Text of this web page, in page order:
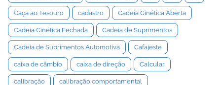
Caça ao Tesouro cadastro Cadeia Cinética Aberta
Cadeia Cinética Fechada Cadeia de Suprimentos
Cadeia de Suprimentos Automotiva Cafajeste
caixa de câmbio caixa de direção Calcular
calibração calibração comportamental